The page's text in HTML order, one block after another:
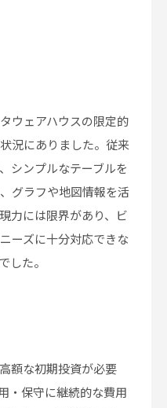
ウェアハウスの限定的
況にありました。従来
シンプルなテーブルを
グラフや地図情報を活
力には限界があり、ビ
ーズに十分対応できな
した。
額な初期投資が必要
・保守に継続的な費用